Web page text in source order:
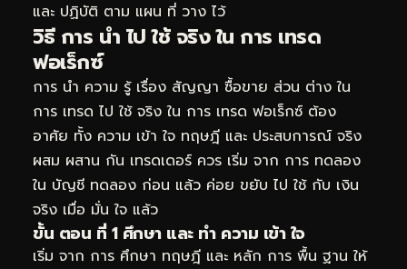
และ ปฏิบัติ ตาม แผน ที่ วาง ไว้
วิธี การ นำ ไป ใช้ จริง ใน การ เทรด
ฟอเร็กซ์
การ นำ ความ รู้ เรื่อง สัญญา ซื้อขาย ส่วน ต่าง ใน
การ เทรด ไป ใช้ จริง ใน การ เทรด ฟอเร็กซ์ ต้อง
อาศัย ทั้ง ความ เข้า ใจ ทฤษฎี และ ประสบการณ์ จริง
ผสม ผสาน กัน เทรดเดอร์ ควร เริ่ม จาก การ ทดลอง
ใน บัญชี ทดลอง ก่อน แล้ว ค่อย ขยับ ไป ใช้ กับ เงิน
จริง เมื่อ มั่น ใจ แล้ว
ขั้น ตอน ที่ 1 ศึกษา และ ทำ ความ เข้า ใจ
เริ่ม จาก การ ศึกษา ทฤษฎี และ หลัก การ พื้น ฐาน ให้